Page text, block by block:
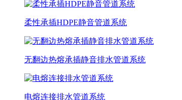
柔性承插HDPE静音管道系统
无翻边热熔承插静音排水管道系统
电熔连接排水管道系统